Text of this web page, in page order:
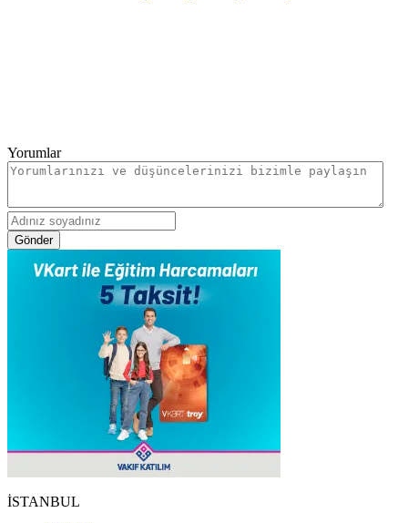
Yorumlar
Gönder
İSTANBUL